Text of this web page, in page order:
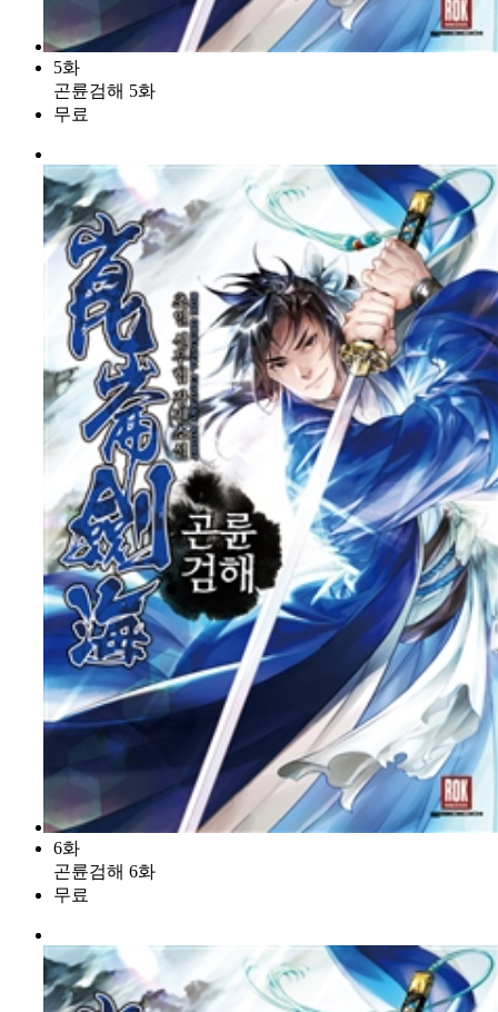
5화
곤륜검해 5화
무료
6화
곤륜검해 6화
무료